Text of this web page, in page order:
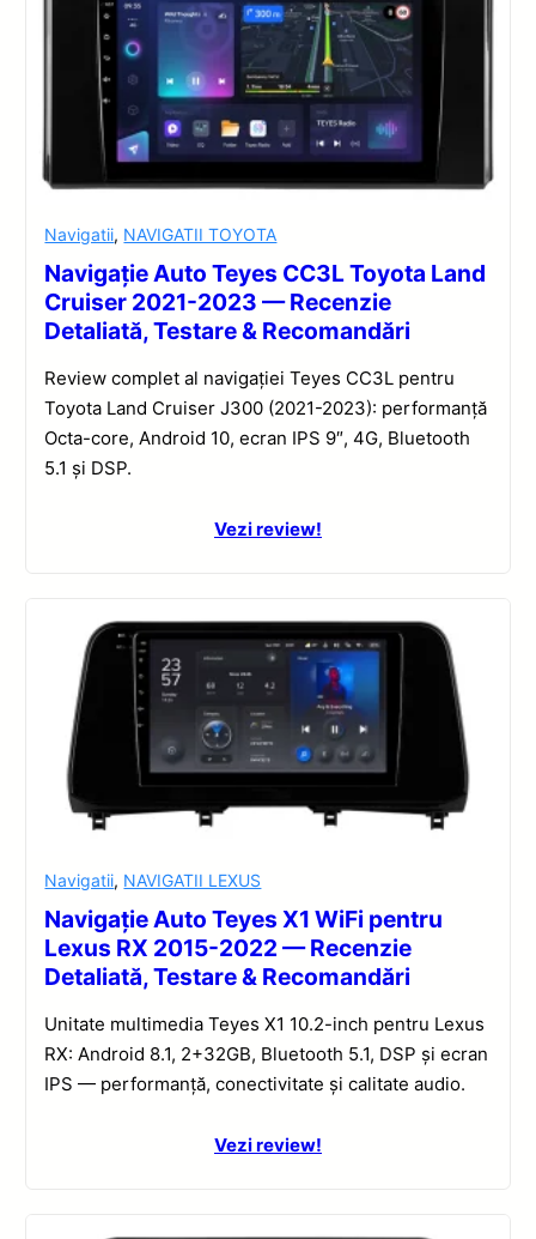
Navigatii, NAVIGATII TOYOTA
Navigație Auto Teyes CC3L Toyota Land
Cruiser 2021-2023 — Recenzie
Detaliată, Testare & Recomandări
Review complet al navigației Teyes CC3L pentru
Toyota Land Cruiser J300 (2021-2023): performanță
Octa-core, Android 10, ecran IPS 9″, 4G, Bluetooth
5.1 și DSP.
Vezi review!
Navigatii, NAVIGATII LEXUS
Navigație Auto Teyes X1 WiFi pentru
Lexus RX 2015-2022 — Recenzie
Detaliată, Testare & Recomandări
Unitate multimedia Teyes X1 10.2-inch pentru Lexus
RX: Android 8.1, 2+32GB, Bluetooth 5.1, DSP și ecran
IPS — performanță, conectivitate și calitate audio.
Vezi review!